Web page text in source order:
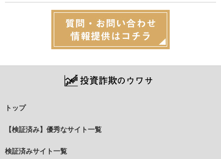
トップ
【検証済み】優秀なサイト一覧
検証済みサイト一覧